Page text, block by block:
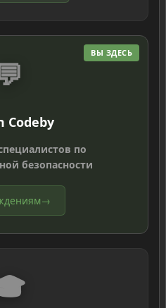
ВЫ ЗДЕСЬ
Codeby
по
безопасности
→